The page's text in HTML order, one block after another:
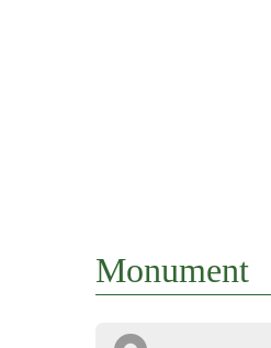
Monument